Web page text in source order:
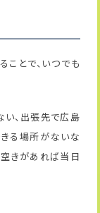
とで、いつでも
、出張先で広島
る場所がないな
きがあれば当日